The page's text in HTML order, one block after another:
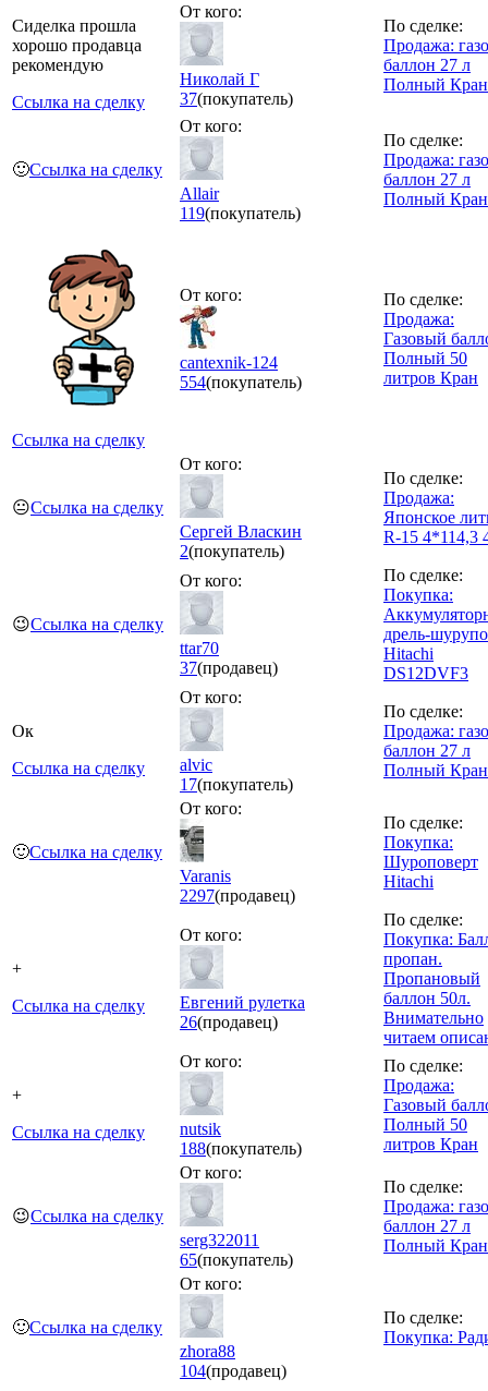
Сиделка прошла
хорошо продавца
рекомендую
Ссылка на сделку
От кого:
Николай Г
37(покупатель)
По сделке:
Продажа:
баллон 27 л
Полный Кран
🙂Ссылка на сделку
От кого:
Allair
119(покупатель)
По сделке:
Продажа:
баллон 27 л
Полный Кран
Ссылка на сделку
От кого:
cantexnik-124
554(покупатель)
По сделке:
Продажа:
Газовый
Полный 50
литров Кран
😐Ссылка на сделку
От кого:
Сергей Власкин
2(покупатель)
По сделке:
Продажа:
Японское
R-15 4*114,3
😉Ссылка на сделку
От кого:
ttar70
37(продавец)
По сделке:
Покупка:
дрель-
Hitachi
DS12DVF3
Ок
Ссылка на сделку
От кого:
alvic
17(покупатель)
По сделке:
Продажа:
баллон 27 л
Полный Кран
🙂Ссылка на сделку
От кого:
Varanis
2297(продавец)
По сделке:
Покупка:
Шуроповерт
Hitachi
+
Ссылка на сделку
От кого:
Евгений рулетка
26(продавец)
По сделке:
Покупка:
пропан.
Пропановый
баллон 50л.
Внимательно
читаем
+
Ссылка на сделку
От кого:
nutsik
188(покупатель)
По сделке:
Продажа:
Газовый
Полный 50
литров Кран
😉Ссылка на сделку
От кого:
serg322011
65(покупатель)
По сделке:
Продажа:
баллон 27 л
Полный Кран
🙂Ссылка на сделку
От кого:
zhora88
104(продавец)
По сделке:
Покупка: